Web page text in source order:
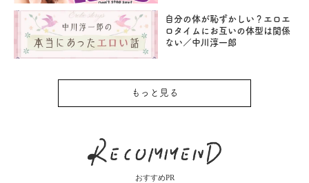
自分の体が恥ずかしい？エロエ
ロタイムにお互いの体型は関係
ない／中川淳一郎
もっと見る
おすすめPR